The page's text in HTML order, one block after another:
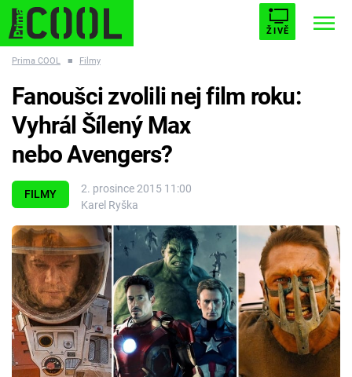
ŽIVĚ
ESCAPE PLNEJ KOTEL AVENGERS 5
Témata
Filmy
Seriály
Hry
Cool Esport
Prima COOL ■ Filmy
FILMY
2. prosince 2015 11:00
Karel Ryška
Fanoušci zvolili nej film roku:
Vyhrál Šílený Max
nebo Avengers?